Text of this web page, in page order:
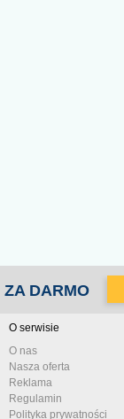
ZA DARMO
O serwisie
O nas
Nasza oferta
Reklama
Regulamin
Polityka prywatności